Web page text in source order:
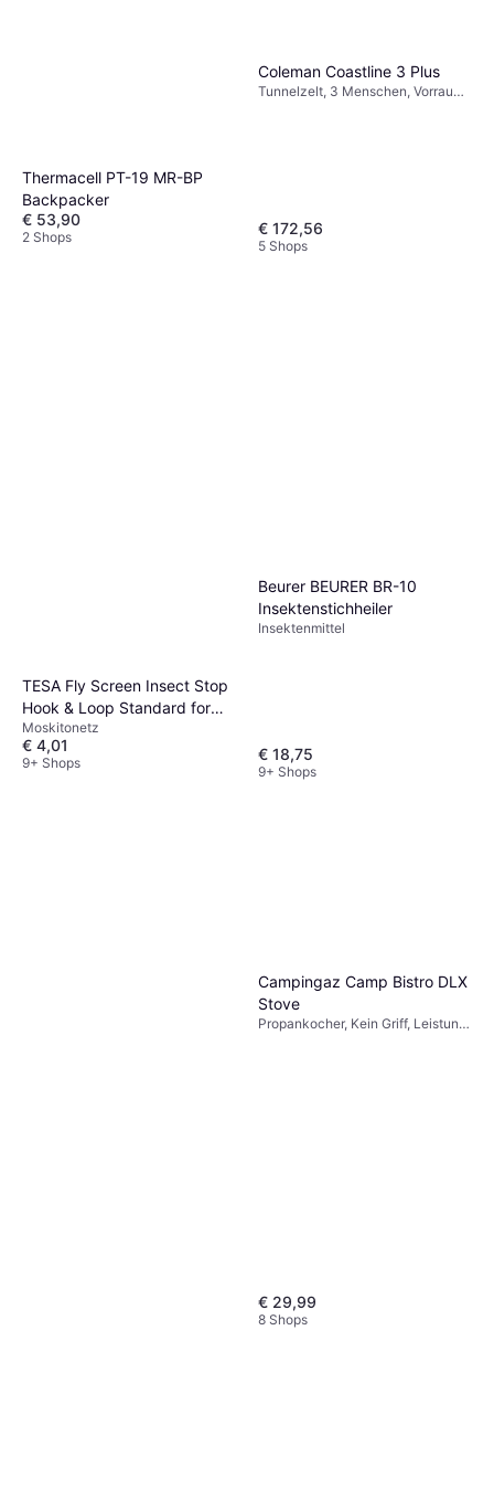
Thermacell PT-19 MR-BP
Backpacker
€ 53,90
2 Shops
Coleman Coastline 3 Plus
Tunnelzelt, 3 Menschen, Vorraum,
€ 172,56
5 Shops
TESA Fly Screen Insect Stop
Hook & Loop Standard for
Windows 100cm x 100cm
Moskitonetz
€ 4,01
9+ Shops
Beurer BEURER BR-10
Insektenstichheiler
Insektenmittel
€ 18,75
9+ Shops
Campingaz Camp Bistro DLX
Stove
Propankocher, Kein Griff, Leistung
€ 29,99
8 Shops